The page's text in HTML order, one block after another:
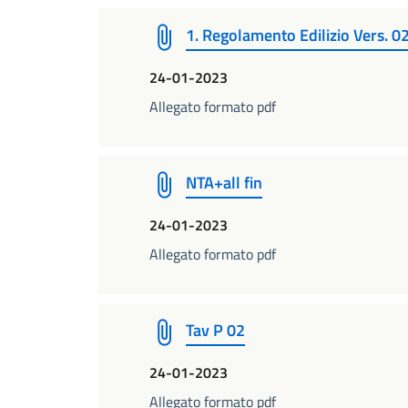
1. Regolamento Edilizio Vers.
24-01-2023
Allegato formato pdf
NTA+all fin
24-01-2023
Allegato formato pdf
Tav P 02
24-01-2023
Allegato formato pdf